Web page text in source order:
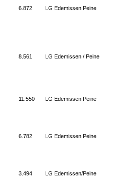
6.872 LG Edemissen Peine
8.561 LG Edemissen / Peine
11.550 LG Edemissen Peine
6.782 LG Edemissen Peine
3.494 LG Edemissen/Peine